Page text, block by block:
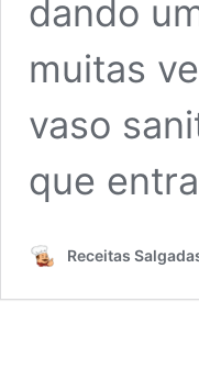
dando
muitas
vaso
que
Receitas